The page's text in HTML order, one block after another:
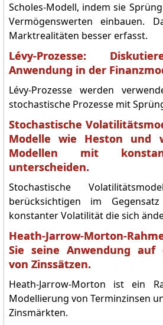
Scholes-Modell, indem sie
Vermögenswerten einbauen.
Marktrealitäten besser erfasst.
Lévy-Prozesse:
Anwendung in der
Lévy-Prozesse werden
stochastische Prozesse mit
Stochastische
Modelle wie Heston und
Modellen mit
unterscheiden.
Stochastische
berücksichtigen im
konstanter Volatilität die sich
Heath-Jarrow-Morton-
Sie seine Anwendung auf
von Zinssätzen.
Heath-Jarrow-Morton ist ein
Modellierung von Terminzinsen
Zinsmärkten.